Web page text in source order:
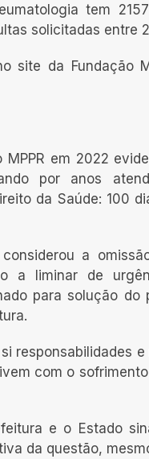
tem
solicitadas entre
site da Fundação
em 2022
por anos
da Saúde: 100
a
a liminar de
para solução
responsabilidades
com o
e o Estado
da questão,